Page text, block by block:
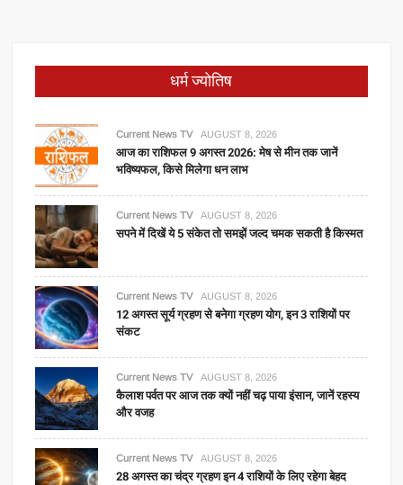
धर्म ज्योतिष
Current News TV AUGUST 8, 2026
आज का राशिफल 9 अगस्त 2026: मेष से मीन तक जानें
भविष्यफल, किसे मिलेगा धन लाभ
Current News TV AUGUST 8, 2026
सपने में दिखें ये 5 संकेत तो समझें जल्द चमक सकती है किस्मत
Current News TV AUGUST 8, 2026
12 अगस्त सूर्य ग्रहण से बनेगा ग्रहण योग, इन 3 राशियों पर
संकट
Current News TV AUGUST 8, 2026
कैलाश पर्वत पर आज तक क्यों नहीं चढ़ पाया इंसान, जानें रहस्य
और वजह
Current News TV AUGUST 8, 2026
28 अगस्त का चंद्र ग्रहण इन 4 राशियों के लिए रहेगा बेहद